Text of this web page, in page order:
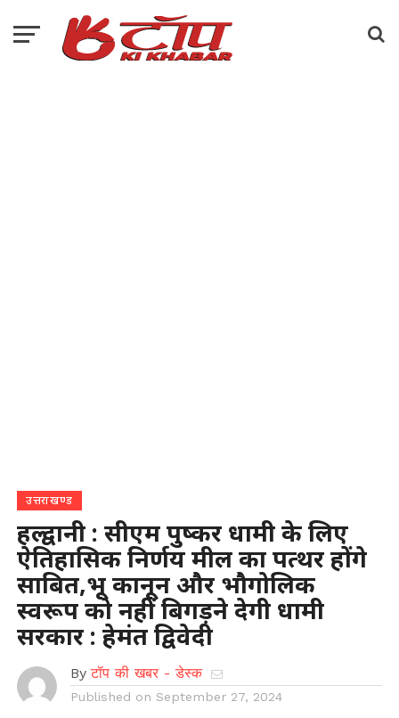
उत्तराखण्ड
हल्द्वानी : सीएम पुष्कर धामी के लिए
ऐतिहासिक निर्णय मील का पत्थर होंगे
साबित,भू कानून और भौगोलिक
स्वरूप को नहीं बिगड़ने देगी धामी
सरकार : हेमंत द्विवेदी
By टॉप की खबर - डेस्क
Published on September 27, 2024